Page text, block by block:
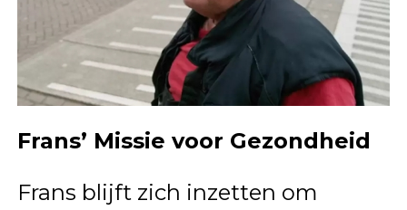
Frans’ Missie voor Gezondheid
Frans blijft zich inzetten om